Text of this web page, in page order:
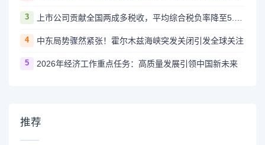
3
4 中东局势骤然紧张！霍尔木兹海峡突发关闭引发全球关注
5 2026年经济工作重点任务：高质量发展引领中国新未来
推荐